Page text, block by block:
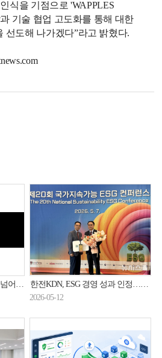
식을 기점으로 'WAPPLES
기술 협업 고도화를 통해 대한
선도해 나가겠다”라고 밝혔다.
속도
한전KDN, ESG 경영 성과 인정…기획예산처 장관상
2026-05-12